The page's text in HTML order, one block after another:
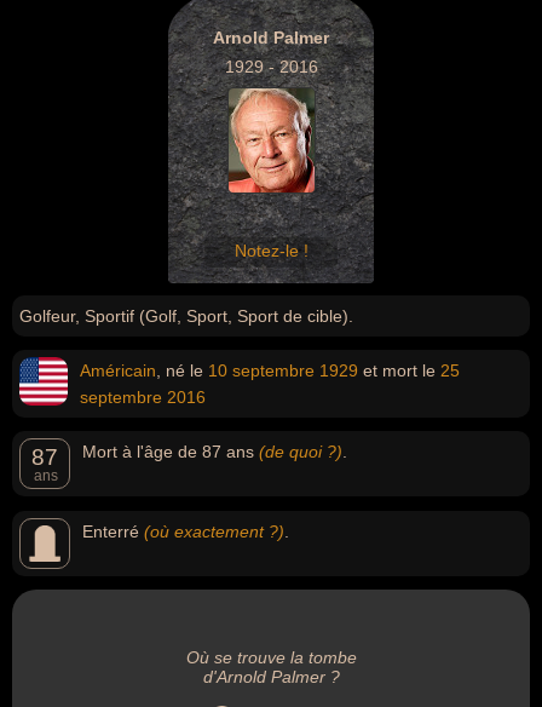
Arnold Palmer
1929 - 2016
Notez-le !
Golfeur, Sportif (Golf, Sport, Sport de cible).
Américain , né le 10 septembre 1929 et mort le 25
septembre 2016
87
ans
Mort à l'âge de 87 ans (de quoi ?)
Enterré (où exactement ?)
Où se trouve la tombe
d'Arnold Palmer ?